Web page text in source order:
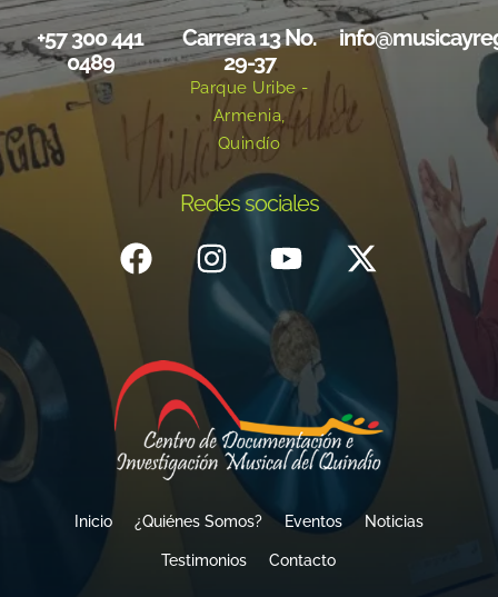
+57 300 441
0489
Carrera 13 No.
29-37
Parque Uribe -
Armenia,
Quindío
Redes sociales
Inicio ¿Quiénes Somos? Eventos Noticias
Testimonios Contacto